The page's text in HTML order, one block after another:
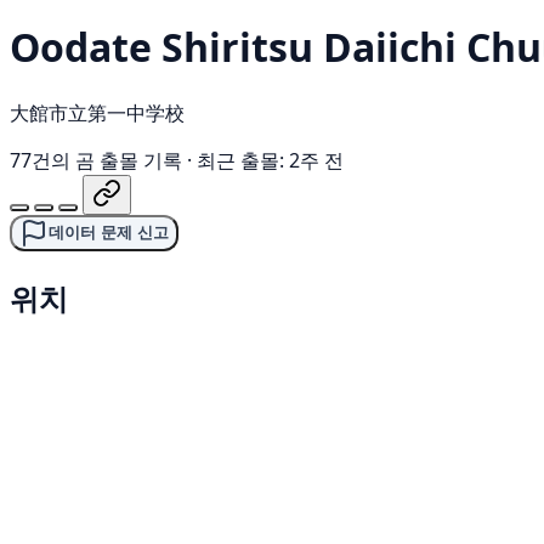
Oodate Shiritsu Daiichi
大館市立第一中学校
77건의 곰 출몰 기록 · 최근 출몰: 2주 전
데이터 문제 신고
위치